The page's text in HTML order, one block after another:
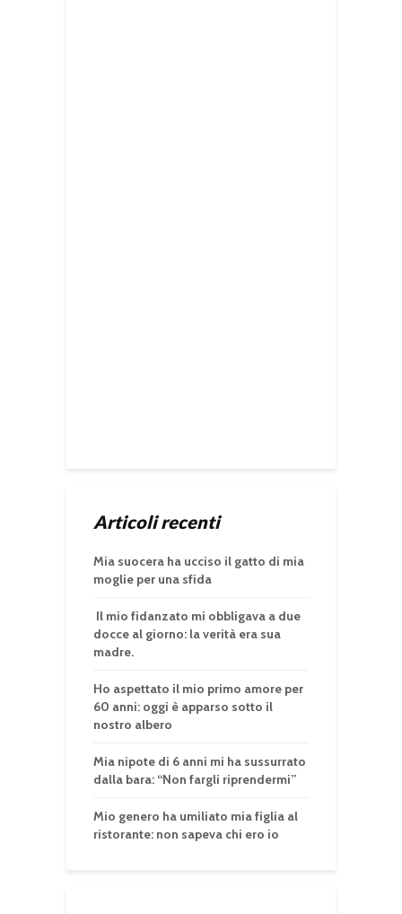
Articoli recenti
Mia suocera ha ucciso il gatto di mia
moglie per una sfida
Il mio fidanzato mi obbligava a due
docce al giorno: la verità era sua
madre.
Ho aspettato il mio primo amore per
60 anni: oggi è apparso sotto il
nostro albero
Mia nipote di 6 anni mi ha sussurrato
dalla bara: “Non fargli riprendermi”
Mio genero ha umiliato mia figlia al
ristorante: non sapeva chi ero io